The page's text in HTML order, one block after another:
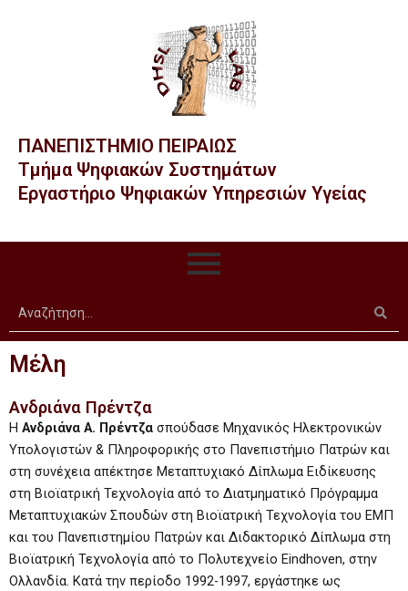
ΠΑΝΕΠΙΣΤΗΜΙΟ ΠΕΙΡΑΙΩΣ
Τμήμα Ψηφιακών Συστημάτων
Εργαστήριο Ψηφιακών Υπηρεσιών Υγείας
Μέλη
Ανδριάνα Πρέντζα
Η Ανδριάνα A. Πρέντζα σπούδασε Μηχανικός Ηλεκτρονικών
Υπολογιστών & Πληροφορικής στο Πανεπιστήμιο Πατρών και
στη συνέχεια απέκτησε Μεταπτυχιακό Δίπλωμα Ειδίκευσης
στη Βιοϊατρική Τεχνολογία από το Διατμηματικό Πρόγραμμα
Μεταπτυχιακών Σπουδών στη Βιοϊατρική Τεχνολογία του ΕΜΠ
και του Πανεπιστημίου Πατρών και Διδακτορικό Δίπλωμα στη
Βιοϊατρική Τεχνολογία από το Πολυτεχνείο Eindhoven, στην
Ολλανδία. Κατά την περίοδο 1992-1997, εργάστηκε ως